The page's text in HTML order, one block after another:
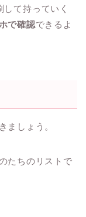
して持っていく
で確認できるよ
ましょう。
たちのリストで